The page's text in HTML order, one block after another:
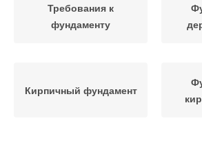
Требования к
фундаменту
Кирпичный фундамент